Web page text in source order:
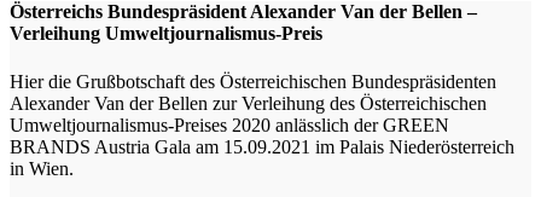
Österreichs Bundespräsident Alexander Van der Bellen –
Verleihung Umweltjournalismus-Preis
Hier die Grußbotschaft des Österreichischen Bundespräsidenten
Alexander Van der Bellen zur Verleihung des Österreichischen
Umweltjournalismus-Preises 2020 anlässlich der GREEN
BRANDS Austria Gala am 15.09.2021 im Palais Niederösterreich
in Wien.